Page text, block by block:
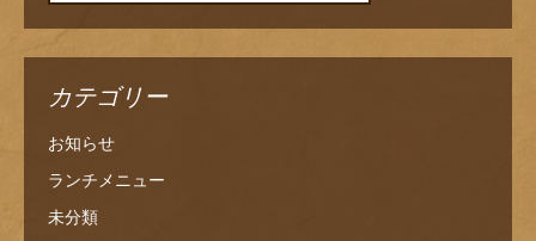
カテゴリー
お知らせ
ランチメニュー
未分類